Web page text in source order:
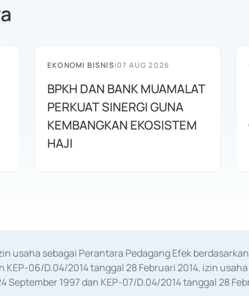
EKONOMI BISNIS|07 AUG 2026
BPKH DAN BANK MUAMALAT
PERKUAT SINERGI GUNA
KEMBANGKAN EKOSISTEM
HAJI
usaha sebagai Perantara Pedagang Efek
KEP-06/D.04/2014 tanggal 28 Februari 2014, izin
September 1997 dan KEP-07/D.04/2014 tanggal 28